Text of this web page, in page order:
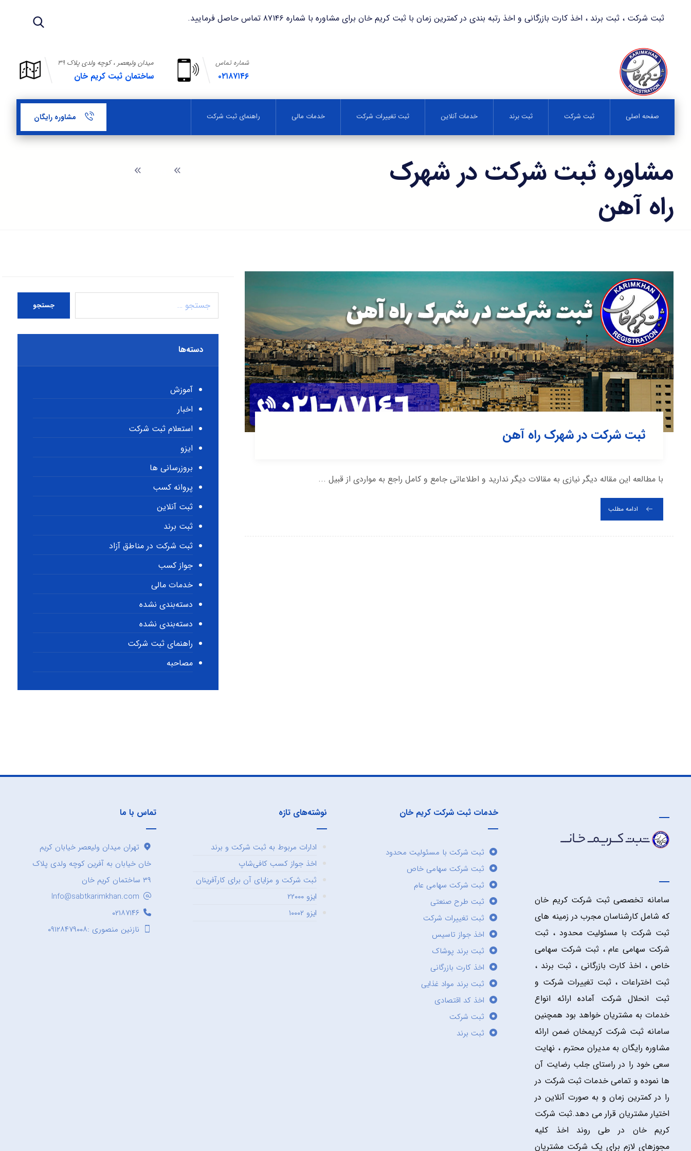
ثبت شرکت ، ثبت برند ، اخذ کارت بازرگانی و اخذ رتبه بندی در کمترین زمان با ثبت کریم خان برای مشاوره با شماره ۸۷۱۴۶ تماس حاصل فرمایید.
میدان ولیعصر ، کوچه ولدی پلاک ۳۹
ساختمان ثبت کریم خان
شماره تماس
۰۲۱۸۷۱۴۶
صفحه اصلی ثبت شرکت ثبت برند خدمات آنلاین ثبت تغییرات شرکت خدمات مالی راهنمای ثبت شرکت مشاوره رایگان
مشاوره ثبت شرکت در شهرک
راه آهن
ثبت شرکت در شهرک راه آهن
با مطالعه این مقاله دیگر نیازی به مقالات دیگر ندارید و اطلاعاتی جامع و کامل راجع به مواردی از قبیل ...
ادامه مطلب
جستجو
دسته‌ها
آموزش
اخبار
استعلام ثبت شرکت
ایزو
بروزرسانی ها
پروانه کسب
ثبت آنلاین
ثبت برند
ثبت شرکت در مناطق آزاد
جواز کسب
خدمات مالی
دسته‌بندی نشده
دسته‌بندی نشده
راهنمای ثبت شرکت
مصاحبه
سامانه تخصصی ثبت شرکت کریم خان
که شامل کارشناسان مجرب در زمینه های
ثبت شرکت با مسئولیت محدود ، ثبت
شرکت سهامی عام ، ثبت شرکت سهامی
خاص ، اخذ کارت بازرگانی ، ثبت برند ،
ثبت اختراعات ، ثبت تغییرات شرکت و
ثبت انحلال شرکت آماده ارائه انواع
خدمات به مشتریان خواهد بود همچنین
سامانه ثبت شرکت کریمخان ضمن ارائه
مشاوره رایگان به مدیران محترم ، نهایت
سعی خود را در راستای جلب رضایت آن
ها نموده و تمامی خدمات ثبت شرکت در
را در کمترین زمان و به صورت آنلاین در
اختیار مشتریان قرار می دهد.ثبت شرکت
کریم خان در طی روند اخذ کلیه
مجوزهای لازم برای یک شرکت مشتریان
خدمات ثبت شرکت کریم خان
ثبت شرکت با مسئولیت محدود
ثبت شرکت سهامی خاص
ثبت شرکت سهامی عام
ثبت طرح صنعتی
ثبت تغییرات شرکت
اخذ جواز تاسیس
ثبت برند پوشاک
اخذ کارت بازرگانی
ثبت برند مواد غذایی
اخذ کد اقتصادی
ثبت شرکت
ثبت برند
نوشته‌های تازه
ادارات مربوط به ثبت شرکت و برند
اخذ جواز کسب کافی‌شاپ
ثبت شرکت و مزایای آن برای کارآفرینان
ایزو ۲۲۰۰۰
ایزو ۱۰۰۰۲
تماس با ما
تهران میدان ولیعصر خیابان کریم
خان خیابان به آفرین کوچه ولدی پلاک
۳۹ ساختمان کریم خان
Info@sabtkarimkhan.com
۰۲۱۸۷۱۴۶
نازنین منصوری :۰۹۱۲۸۴۷۹۰۰۸